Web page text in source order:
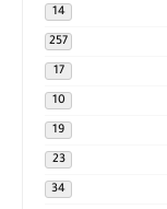
14
257
17
10
19
23
34